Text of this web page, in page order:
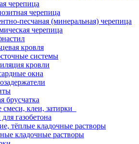
черепица
черепица
песчаная (минеральная) черепица
черепица
кровля
системы
кровли
окна
брусчатка
клеи, затирки
газобетона
тёплые кладочные растворы
кладочные растворы